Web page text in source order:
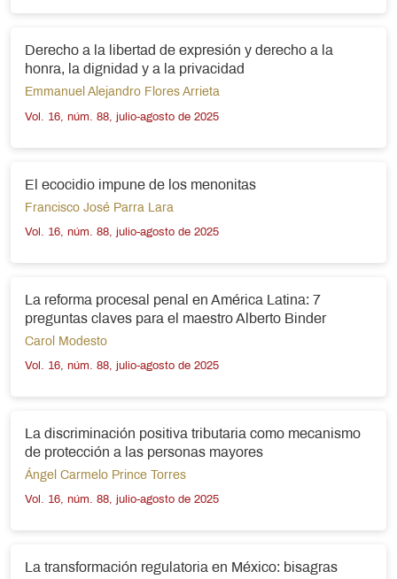
Derecho a la libertad de expresión y derecho a la
honra, la dignidad y a la privacidad
Emmanuel Alejandro Flores Arrieta
Vol. 16, núm. 88, julio-agosto de 2025
El ecocidio impune de los menonitas
Francisco José Parra Lara
Vol. 16, núm. 88, julio-agosto de 2025
La reforma procesal penal en América Latina: 7
preguntas claves para el maestro Alberto Binder
Carol Modesto
Vol. 16, núm. 88, julio-agosto de 2025
La discriminación positiva tributaria como mecanismo
de protección a las personas mayores
Ángel Carmelo Prince Torres
Vol. 16, núm. 88, julio-agosto de 2025
La transformación regulatoria en México: bisagras